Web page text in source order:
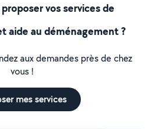
vos services de
aide au déménagement ?
aux demandes près de chez
vous !
mes services